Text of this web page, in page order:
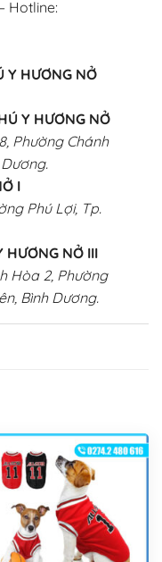
Hotline:
Y HƯƠNG NỞ
Y HƯƠNG NỞ
Phường Chánh
I
Phú Lợi, Tp.
HƯƠNG NỞ III
Hòa 2, Phường
Bình Dương.